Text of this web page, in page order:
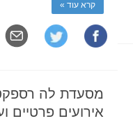
קרא עוד »
מסעדת לה
אירועים פרטיים